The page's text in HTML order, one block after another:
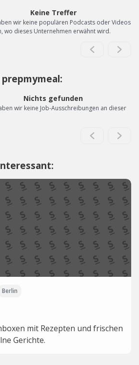
Keine Treffer
wir keine populären Podcasts oder Videos
wo dieses Unternehmen erwähnt wird.
Nichts gefunden
wir keine Job-Ausschreibungen an dieser
Berlin
mit Rezepten und frischen
Gerichte.